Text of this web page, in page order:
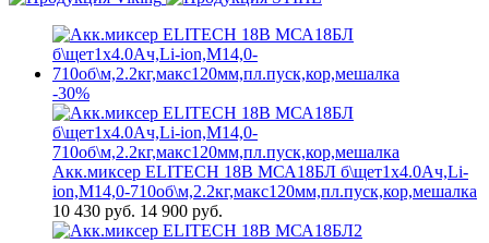
-30%
Акк.миксер ELITECH 18В МСА18БЛ б\щет1х4.0Ач,Li-
ion,М14,0-710об\м,2.2кг,макс120мм,пл.пуск,кор,мешалка
10 430 руб. 14 900 руб.